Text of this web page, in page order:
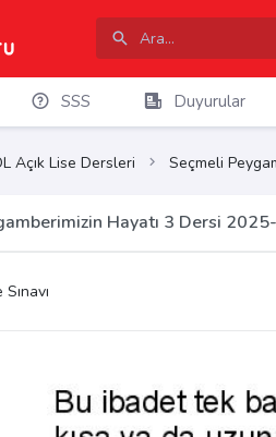
SSS Duyurular
Açık Lise Dersleri Seçmeli
Hayatı 3 Dersi